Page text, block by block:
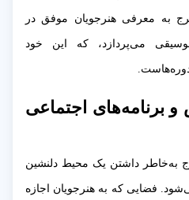
به معرفی هنرجویان موفق در
می‌پردازد، که این خود
دوره‌هاست.
برنامه‌های اجتماعی
به‌خاطر داشتن یک محیط دلنشین
فضایی که به هنرجویان اجازه